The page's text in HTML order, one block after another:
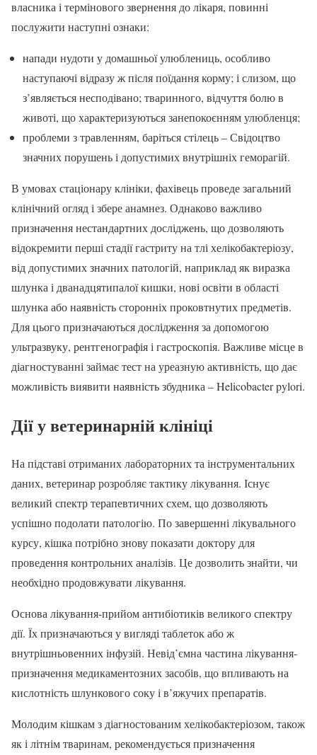
власника і термінового звернення до лікаря, повинні
послужити наступні ознаки:
напади нудоти у домашньої улюблениць, особливо
наступаючі відразу ж після поїдання корму; і слизом, що
з’являється несподівано; тваринного, відчуття болю в
животі, що характеризуються занепокоєнням улюбленця;
проблеми з травленням, баріться стілець – Свідоцтво
значних порушень і допустимих внутрішніх геморагій.
В умовах стаціонару клініки, фахівець проведе загальний
клінічний огляд і збере анамнез. Однаково важливо
призначення нестандартних досліджень, що дозволяють
відокремити перші стадії гастриту на тлі хелікобактеріозу,
від допустимих значних патологій, наприклад як виразка
шлунка і дванадцятипалої кишки, нові освіти в області
шлунка або наявність сторонніх проковтнутих предметів.
Для цього призначаються дослідження за допомогою
ультразвуку, рентгенографія і гастроскопія. Важливе місце в
діагностуванні займає тест на уреазную активність, що дає
можливість виявити наявність збудника – Helicobacter pylori.
Дії у ветеринарній клініці
На підставі отриманих лабораторних та інструментальних
даних, ветеринар розробляє тактику лікування. Існує
великий спектр терапевтичних схем, що дозволяють
успішно подолати патологію. По завершенні лікувального
курсу, кішка потрібно знову показати доктору для
проведення контрольних аналізів. Це дозволить знайти, чи
необхідно продовжувати лікування.
Основа лікування-прийом антибіотиків великого спектру
дії. Їх призначаються у вигляді таблеток або ж
внутрішньовенних інфузій. Невід’ємна частина лікування-
призначення медикаментозних засобів, що впливають на
кислотність шлункового соку і в’яжучих препаратів.
Молодим кішкам з діагностованим хелікобактеріозом, також
як і літнім тваринам, рекомендується призначення